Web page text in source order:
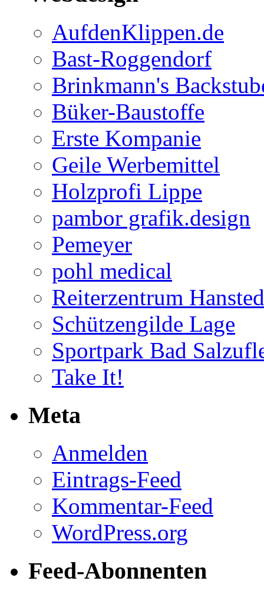
AufdenKlippen.de
Bast-Roggendorf
Brinkmann's
Büker-Baustoffe
Erste Kompanie
Geile Werbemittel
Holzprofi Lippe
pambor grafik.design
Pemeyer
pohl medical
Reiterzentrum
Schützengilde Lage
Sportpark Bad
Take It!
Meta
Anmelden
Eintrags-Feed
Kommentar-Feed
WordPress.org
Feed-Abonnenten